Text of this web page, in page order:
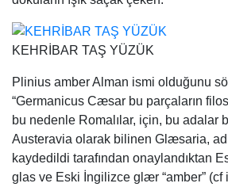
kaydedildi tarafından onaylandıktan
glas ve Eski İngilizce glær “amber” (cf
Aşağı Almanca , kehribar berne-,
Almanca 18. yüzyılda tarafından,
Bernstein Hollandalı yanı sıra
Baltık Litvanyalı amber terim gintaras
Dzintars. Onlar ve Slav jantar veya
‘reçine’), köken düşünülen Fenike